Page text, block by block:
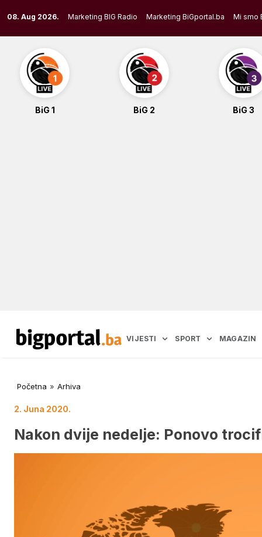
to
content
08. Aug 2026. Marketing BIG Radio Marketing BiGportal.ba Mi smo
BiG 1 BiG 2 BiG 3
VIJESTI SPORT MAGAZIN
Početna » Arhiva
2. Juna 2020.
Nakon dvije nedelje: Ponovo